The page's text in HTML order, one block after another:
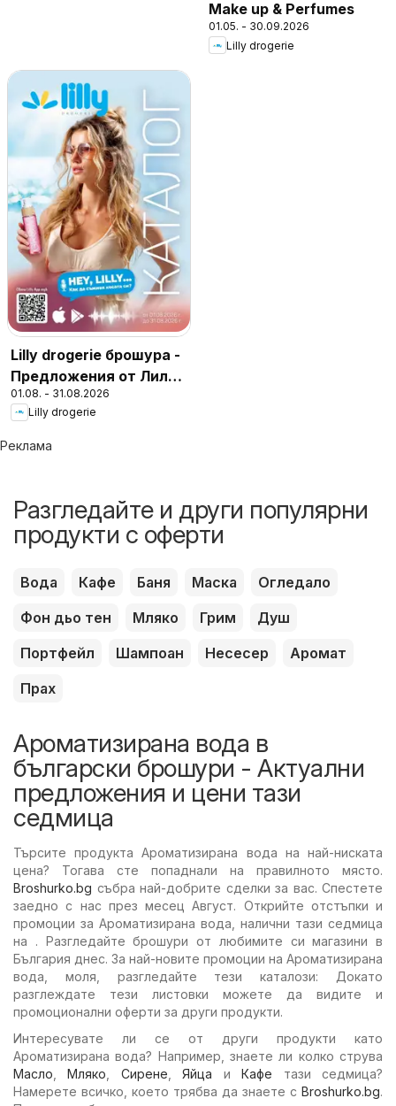
Make up & Perfumes
01.05. - 30.09.2026
Lilly drogerie
Lilly drogerie брошура -
Предложения от Лили
Дрогерие
01.08. - 31.08.2026
Lilly drogerie
Реклама
Разгледайте и други популярни
продукти с оферти
Вода Кафе Баня Маска
Огледало
Фон дьо тен
Мляко Грим
Душ
Портфейл
Шампоан Несесер
Аромат
Прах
Ароматизирана вода в
български брошури - Актуални
предложения и цени тази
седмица
Търсите продукта Ароматизирана вода на най-ниската
цена? Тогава сте попаднали на правилното място.
Broshurko.bg събра най-добрите сделки за вас. Спестете
заедно с нас през месец Август. Открийте отстъпки и
промоции за Ароматизирана вода, налични тази седмица
на . Разгледайте брошури от любимите си магазини в
България днес. За най-новите промоции на Ароматизирана
вода, моля, разгледайте тези каталози: Докато
разглеждате тези листовки можете да видите и
промоционални оферти за други продукти.
Интересувате ли се от други продукти като
Ароматизирана вода? Например, знаете ли колко струва
Масло ,Мляко Сирене ,Яйца иКафе тази седмица?
Намерете всичко, което трябва да знаете с Broshurko.bg.